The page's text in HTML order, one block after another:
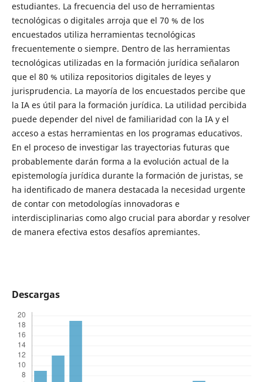
estudiantes. La frecuencia del uso de herramientas
tecnológicas o digitales arroja que el 70 % de los
encuestados utiliza herramientas tecnológicas
frecuentemente o siempre. Dentro de las herramientas
tecnológicas utilizadas en la formación jurídica señalaron
que el 80 % utiliza repositorios digitales de leyes y
jurisprudencia. La mayoría de los encuestados percibe que
la IA es útil para la formación jurídica. La utilidad percibida
puede depender del nivel de familiaridad con la IA y el
acceso a estas herramientas en los programas educativos.
En el proceso de investigar las trayectorias futuras que
probablemente darán forma a la evolución actual de la
epistemología jurídica durante la formación de juristas, se
ha identificado de manera destacada la necesidad urgente
de contar con metodologías innovadoras e
interdisciplinarias como algo crucial para abordar y resolver
de manera efectiva estos desafíos apremiantes.
Descargas